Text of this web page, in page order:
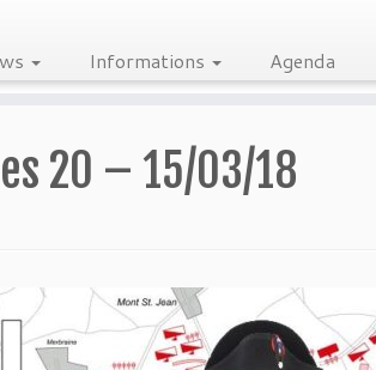
Informations Agenda
20 – 15/03/18